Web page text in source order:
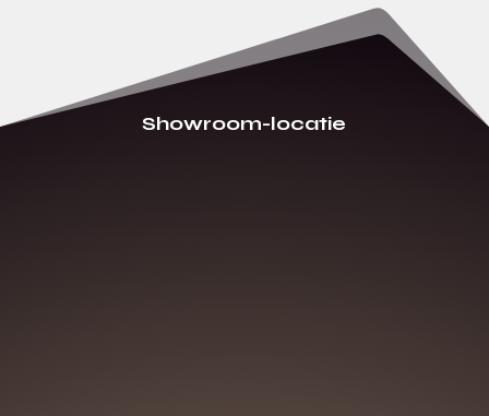
Showroom-locatie